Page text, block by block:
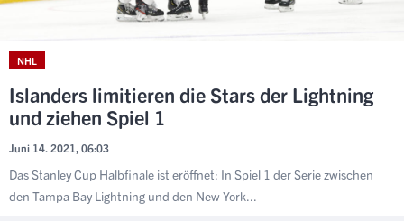
NHL
Islanders limitieren die Stars der Lightning
und ziehen Spiel 1
Juni 14. 2021, 06:03
Das Stanley Cup Halbfinale ist eröffnet: In Spiel 1 der Serie zwischen
den Tampa Bay Lightning und den New York...